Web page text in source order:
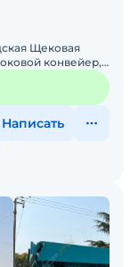
Щековая
конвейер,
т, Д
Написать